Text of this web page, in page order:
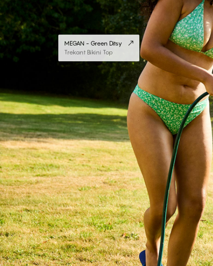
MEGAN - Green Ditsy
Trekant Bikini Top